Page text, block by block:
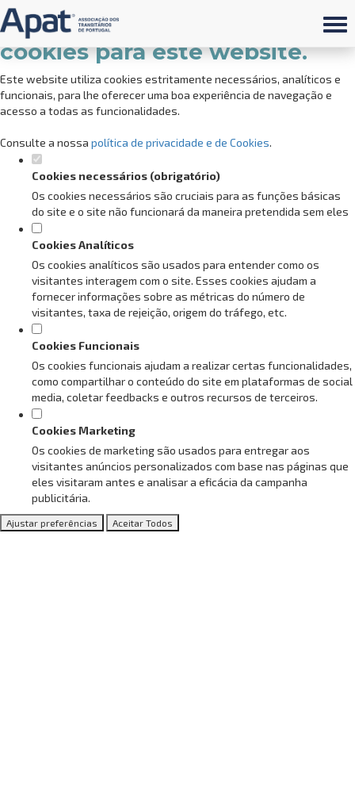
Defina as suas preferências de
cookies para este website.
Este website utiliza cookies estritamente necessários, analíticos e
funcionais, para lhe oferecer uma boa experiência de navegação e
acesso a todas as funcionalidades.
Consulte a nossa política de privacidade e de Cookies.
Cookies necessários (obrigatório)
Os cookies necessários são cruciais para as funções básicas
do site e o site não funcionará da maneira pretendida sem eles
Cookies Analíticos
Os cookies analíticos são usados para entender como os
visitantes interagem com o site. Esses cookies ajudam a
fornecer informações sobre as métricas do número de
visitantes, taxa de rejeição, origem do tráfego, etc.
Cookies Funcionais
Os cookies funcionais ajudam a realizar certas funcionalidades,
como compartilhar o conteúdo do site em plataformas de social
media, coletar feedbacks e outros recursos de terceiros.
Cookies Marketing
Os cookies de marketing são usados para entregar aos
visitantes anúncios personalizados com base nas páginas que
eles visitaram antes e analisar a eficácia da campanha
publicitária.
Ajustar preferências Aceitar Todos